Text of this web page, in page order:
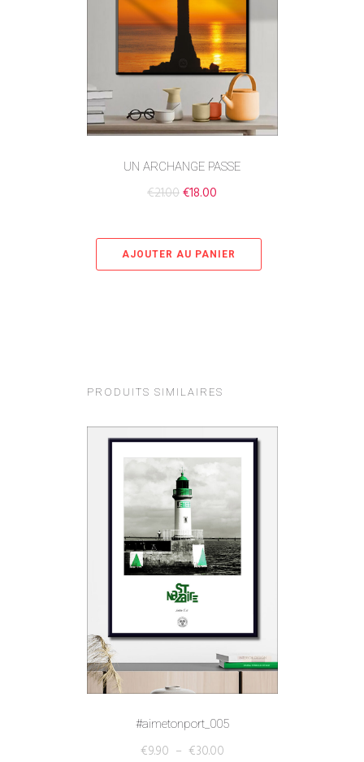
UN ARCHANGE PASSE
€21.00€18.00
AJOUTER AU PANIER
PRODUITS SIMILAIRES
#aimetonport_005
€9.90 – €30.00